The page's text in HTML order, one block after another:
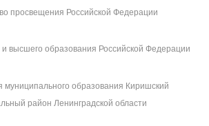
просвещения Российской Федерации
и высшего образования Российской Федерации
муниципального образования Киришский
район Ленинградской области